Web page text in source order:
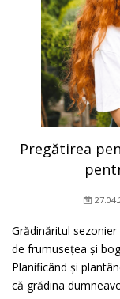
Pregătirea
Grădinăritul
de frumusețea și
Planificând și
că grădina